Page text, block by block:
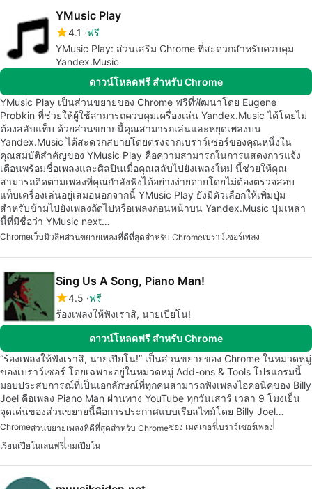
YMusic Play
4.1
ฟรี
YMusic Play: ส่วนเสริม Chrome ที่สะดวกสำหรับควบคุม
Yandex.Music
ดาวน์โหลดฟรี สำหรับ Chrome
YMusic Play เป็นส่วนขยายของ Chrome ฟรีที่พัฒนาโดย Eugene
Probkin ที่ช่วยให้ผู้ใช้สามารถควบคุมเครื่องเล่น Yandex.Music ได้โดยไม่
ต้องสลับแท็บ ด้วยส่วนขยายนี้คุณสามารถเล่นและหยุดเพลงบน
Yandex.Music ได้สะดวกสบายโดยตรงจากเบราว์เซอร์ของคุณหนึ่งใน
คุณสมบัติสำคัญของ YMusic Play คือความสามารถในการแสดงการแจ้ง
เตือนพร้อมชื่อเพลงและศิลปินเมื่อคุณสลับไปยังเพลงใหม่ นี้ช่วยให้คุณ
สามารถติดตามเพลงที่คุณกำลังฟังได้อย่างง่ายดายโดยไม่ต้องตรวจสอบ
แท็บเครื่องเล่นอยู่เสมอนอกจากนี้ YMusic Play ยังมีตัวเลือกให้เพิ่มปุ่ม
สำหรับข้ามไปยังเพลงถัดไปหรือเพลงก่อนหน้าบน Yandex.Music ปุ่มเหล่า
นี้ที่มีชื่อว่า YMusic next…
Chromeเว็บมิวสิคส่วนขยายเพลงที่ดีที่สุดสำหรับ Chromeเบราว์เซอร์เพลง
Sing Us A Song, Piano Man!
4.5 ฟรี
ร้องเพลงให้ฟังเราสิ, นายเปียโน!
ดาวน์โหลดฟรี สำหรับ Chrome
“ร้องเพลงให้ฟังเราสิ, นายเปียโน!” เป็นส่วนขยายของ Chrome ในหมวดหมู่
ของเบราว์เซอร์ โดยเฉพาะอยู่ในหมวดหมู่ Add-ons & Tools โปรแกรมนี้
มอบประสบการณ์ที่เป็นเอกลักษณ์ที่ทุกคนสามารถฟังเพลงไอคอนิคของ Billy
Joel คือเพลง Piano Man ผ่านทาง YouTube ทุกวันเสาร์ เวลา 9 โมงเย็น
จุดเด่นของส่วนขยายนี้คือการประกาศแบบเรียลไทม์โดย Billy Joel…
Chromeส่วนขยายเพลงที่ดีที่สุดสำหรับ Chromeซอง เมคเกอร์เบราว์เซอร์เพลง
เรียนเปียโนเล่นฟรีเกมเปียโน